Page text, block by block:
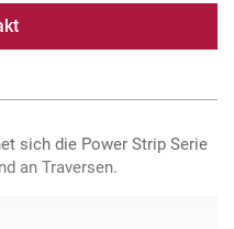
sich die Power Strip Serie
an Traversen.